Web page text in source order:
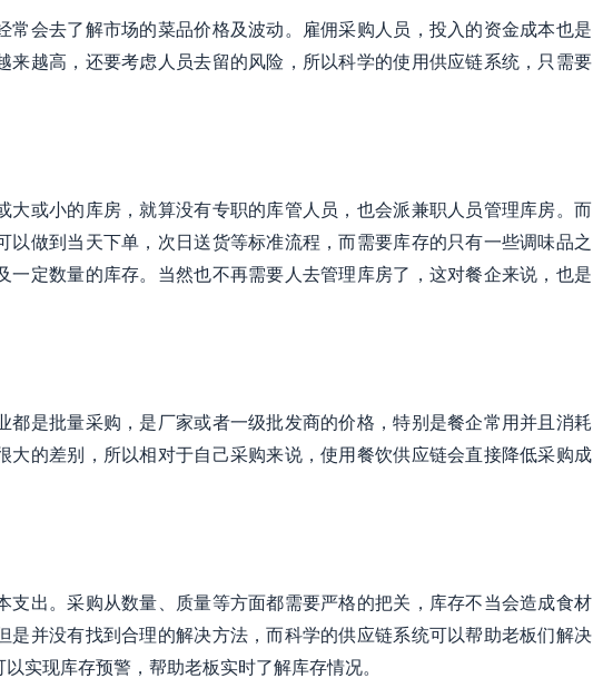
会去了解市场的菜品价格及波动。雇佣采购人员，投入的资金成本也是
越高，还要考虑人员去留的风险，所以科学的使用供应链系统，只需要
或小的库房，就算没有专职的库管人员，也会派兼职人员管理库房。而
做到当天下单，次日送货等标准流程，而需要库存的只有一些调味品之
定数量的库存。当然也不再需要人去管理库房了，这对餐企来说，也是
是批量采购，是厂家或者一级批发商的价格，特别是餐企常用并且消耗
的差别，所以相对于自己采购来说，使用餐饮供应链会直接降低采购成
出。采购从数量、质量等方面都需要严格的把关，库存不当会造成食材
是并没有找到合理的解决方法，而科学的供应链系统可以帮助老板们解决
实现库存预警，帮助老板实时了解库存情况。